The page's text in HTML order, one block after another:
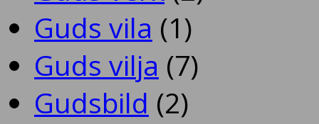
Guds vila (1)
Guds vilja (7)
Gudsbild (2)